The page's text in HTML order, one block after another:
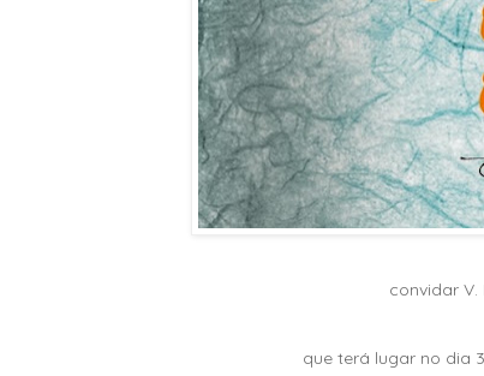
convidar
que terá lugar no dia